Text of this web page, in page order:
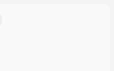
immagine